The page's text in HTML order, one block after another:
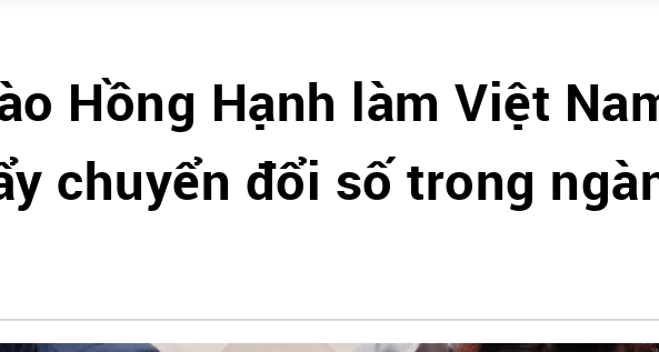
Hồng Hạnh làm Việt
chuyển đổi số trong